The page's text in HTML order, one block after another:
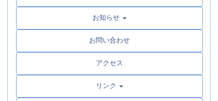
お知らせ
お問い合わせ
アクセス
リンク